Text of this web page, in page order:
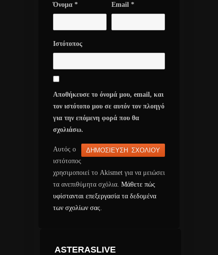
Όνομα * Email *
Ιστότοπος
Αποθήκευσε το όνομά μου, email, και
τον ιστότοπο μου σε αυτόν τον πλοηγό
για την επόμενη φορά που θα
σχολιάσω.
Αυτός ο
ιστότοπος
χρησιμοποιεί το Akismet για να μειώσει
τα ανεπιθύμητα σχόλια. Μάθετε πώς
υφίστανται επεξεργασία τα δεδομένα
των σχολίων σας
ASTERASLIVE